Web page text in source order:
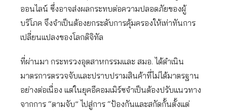
ออนไลน์ ซึ่งอาจส่งผลกระทบต่อความปลอดภัยของผู้
บริโภค จึงจำเป็นต้องยกระดับการคุ้มครองให้เท่าทันการ
เปลี่ยนแปลงของโลกดิจิทัล
ที่ผ่านมา กระทรวงอุตสาหกรรมและ สมอ. ได้ดำเนิน
มาตรการตรวจจับและปราบปรามสินค้าที่ไม่ได้มาตรฐาน
อย่างต่อเนื่อง แต่ในยุคอีคอมเมิร์ซจำเป็นต้องปรับแนวทาง
จากการ “ตามจับ” ไปสู่การ “ป้องกันและสกัดกั้นตั้งแต่